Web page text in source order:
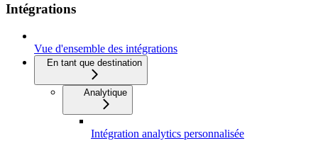
Intégrations
Vue d'ensemble des intégrations
En tant que destination
Analytique
Intégration analytics personnalisée